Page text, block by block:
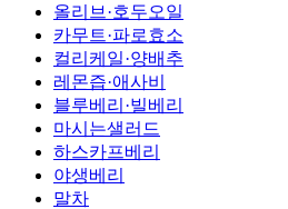
올리브·호두오일
카무트·파로효소
컬리케일·양배추
레몬즙·애사비
블루베리·빌베리
마시는샐러드
하스카프베리
야생베리
말차